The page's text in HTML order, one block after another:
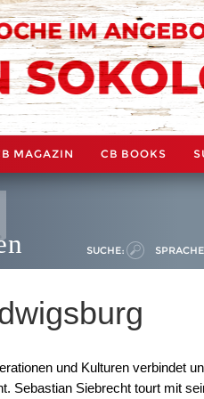
MAGAZIN CB BOOKS
SUCHE:
und Kulturen verbindet
Sebastian Siebrecht tourt mit